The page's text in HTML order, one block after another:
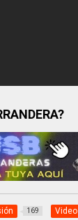
169 Video